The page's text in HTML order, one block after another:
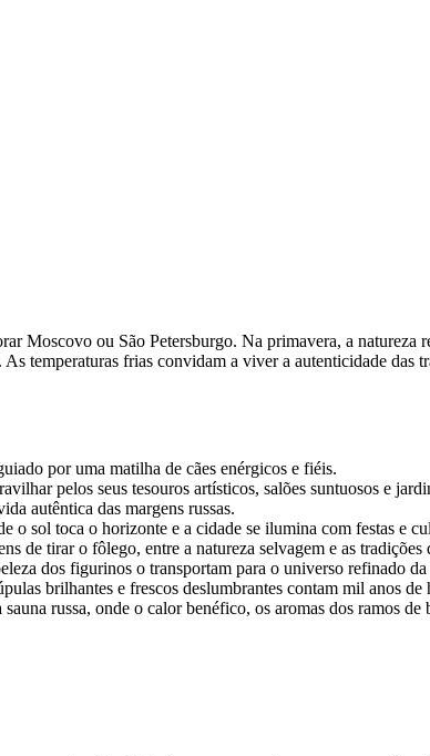
Moscovo ou São Petersburgo. Na primavera, a natureza
temperaturas frias convidam a viver a autenticidade das
por uma matilha de cães enérgicos e fiéis.
pelos seus tesouros artísticos, salões suntuosos e
autêntica das margens russas.
o sol toca o horizonte e a cidade se ilumina com festas e
de tirar o fôlego, entre a natureza selvagem e as tradições
dos figurinos o transportam para o universo refinado da
brilhantes e frescos deslumbrantes contam mil anos
russa, onde o calor benéfico, os aromas dos ramos de